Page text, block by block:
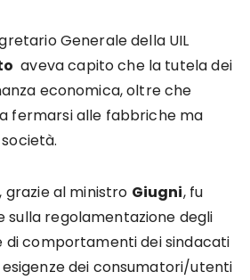
Generale della UIL
aveva capito che la tutela dei
economica, oltre che
fermarsi alle fabbriche ma
grazie al ministro Giugni, fu
sulla regolamentazione degli
di comportamenti dei sindacati
dei consumatori/utenti